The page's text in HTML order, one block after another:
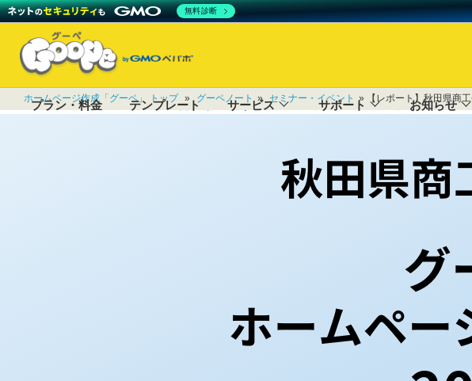
プラン・料金 テンプレート サービス サポート お知らせ
ホームページ作成「グーペ」 トップ » グーペノート » セミナー・イベント » 【レポート】秋田県商
カテゴリー：セミナー・イベント
公開：2024年03月19日最終更新：2026年06月22日
【レポート】秋田県商工会連合会が主催する「グーペ ホームページ作成コンテ
無料診断